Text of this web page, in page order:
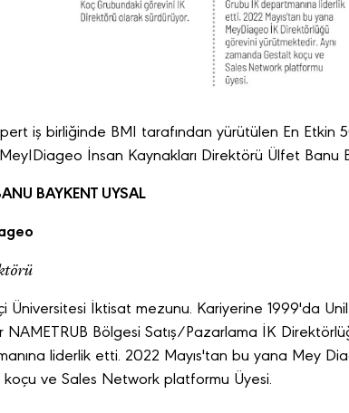
iş birliğinde BMI tarafından yürütülen En Etkin 50
İnsan Kaynakları Direktörü Ülfet Banu
BAYKENT UYSAL
Üniversitesi İktisat mezunu. Kariyerine 1999'da
NAMETRUB Bölgesi Satış/Pazarlama İK
liderlik etti. 2022 Mayıs'tan bu yana Mey
ve Sales Network platformu Üyesi.